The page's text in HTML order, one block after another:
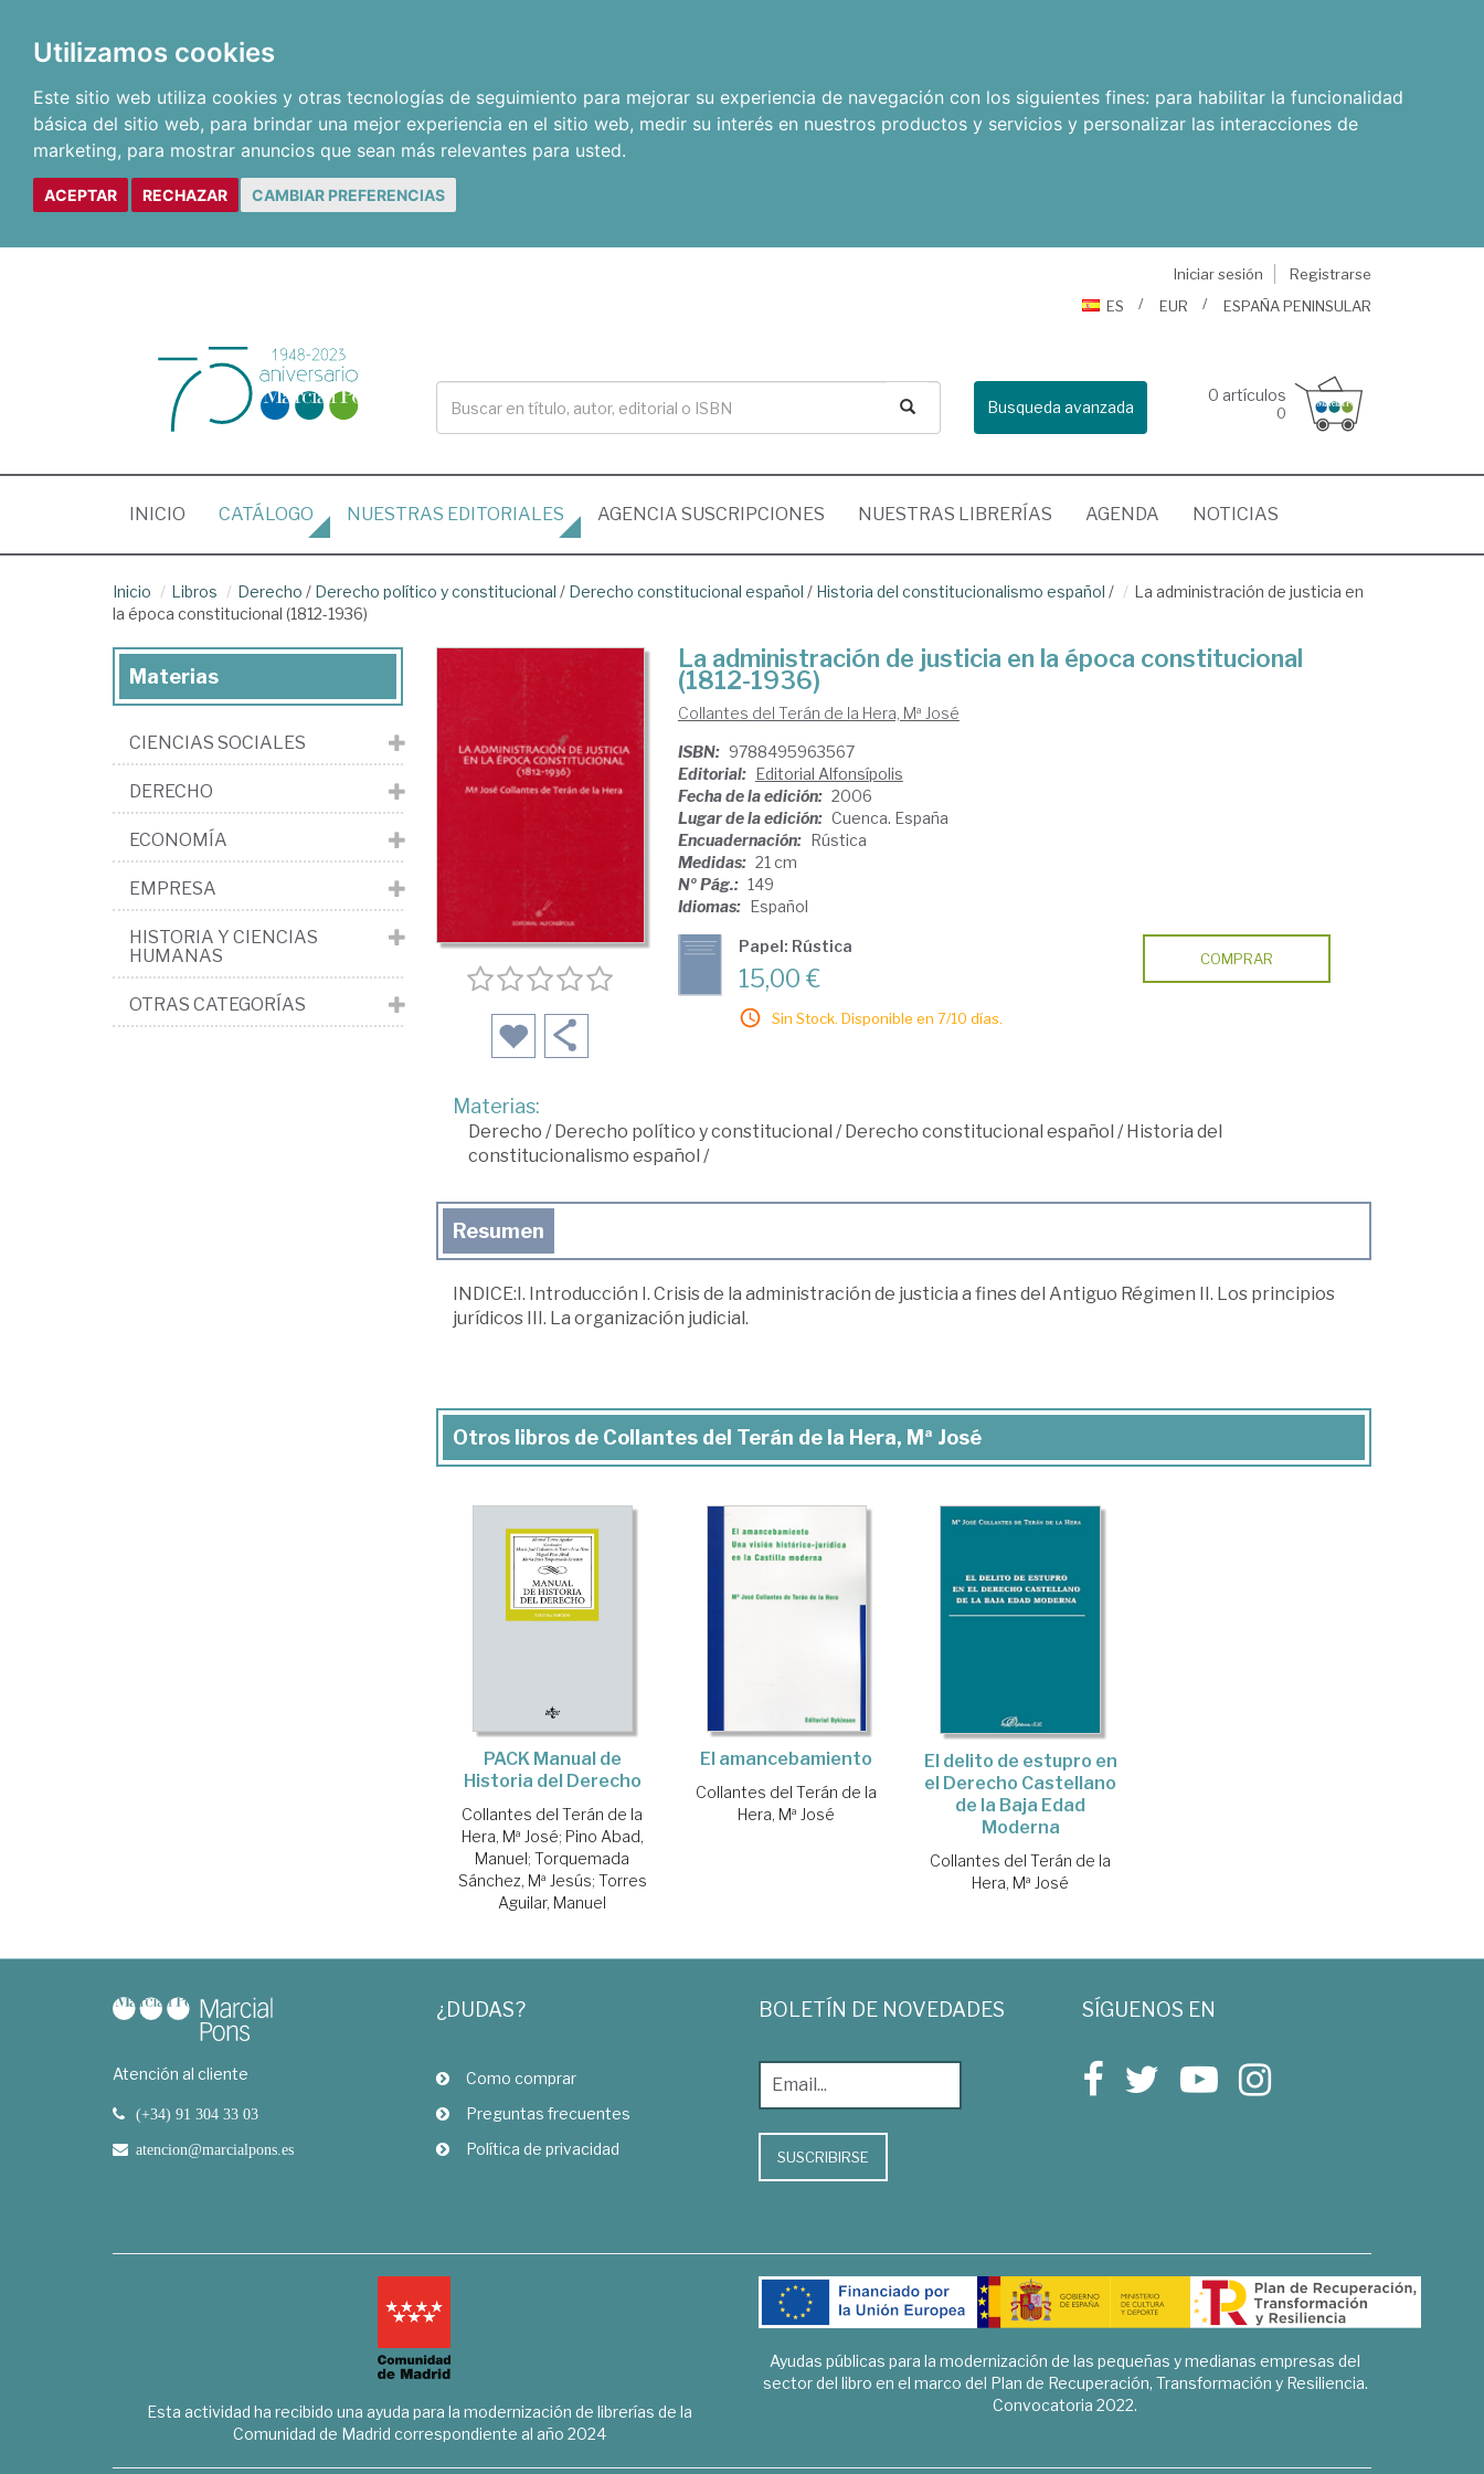
Utilizamos cookies
Este sitio web utiliza cookies y otras tecnologías de seguimiento para mejorar su experiencia de navegación con los siguientes fines: para habilitar la funcionalidad
básica del sitio web, para brindar una mejor experiencia en el sitio web, medir su interés en nuestros productos y servicios y personalizar las interacciones de
marketing, para mostrar anuncios que sean más relevantes para usted.
ACEPTAR RECHAZAR CAMBIAR PREFERENCIAS
Iniciar sesión
Registrarse
ES
EUR ESPAÑA PENINSULAR
Busqueda avanzada
0 artículos
0
INICIO (CURRENT)
CATÁLOGO NUESTRAS EDITORIALES AGENCIA SUSCRIPCIONES NUESTRAS LIBRERÍAS AGENDA NOTICIAS
Inicio Libros Derecho / Derecho político y constitucional / Derecho constitucional español / Historia del constitucionalismo español /
La administración de justicia en
la época constitucional (1812-1936)
La administración de justicia en la época constitucional
(1812-1936)
Collantes del Terán de la Hera, Mª José
ISBN: 9788495963567
Editorial: Editorial Alfonsípolis
Fecha de la edición: 2006
Lugar de la edición: Cuenca. España
Encuadernación: Rústica
Medidas: 21 cm
Nº Pág.: 149
Idiomas: Español
Papel: Rústica
15,00 €
Sin Stock. Disponible en 7/10 días.
COMPRAR
Materias:
Derecho /Derecho político y constitucional /Derecho constitucional español /Historia del
constitucionalismo español /
Resumen
INDICE:I. Introducción I. Crisis de la administración de justicia a fines del Antiguo Régimen II. Los principios
jurídicos III. La organización judicial.
Otros libros de Collantes del Terán de la Hera, Mª José
PACK Manual de
Historia del Derecho
Collantes del Terán de la
Hera, Mª José; Pino Abad,
Manuel;Torquemada
Sánchez, Mª Jesús; Torres
Aguilar, Manuel
El amancebamiento
Collantes del Terán de la
Hera, Mª José
El delito de estupro en
el Derecho Castellano
de la Baja Edad
Moderna
Collantes del Terán de la
Hera, Mª José
Materias
CIENCIAS SOCIALES
DERECHO
ECONOMÍA
EMPRESA
HISTORIA Y CIENCIAS
HUMANAS
OTRAS CATEGORÍAS
Atención al cliente
(+34) 91 304 33 03
atencion@marcialpons.es
¿DUDAS?
Como comprar
Preguntas frecuentes
Política de privacidad
BOLETÍN DE NOVEDADES
SUSCRIBIRSE
SÍGUENOS EN
Esta actividad ha recibido una ayuda para la modernización de librerías de la
Comunidad de Madrid correspondiente al año 2024
Ayudas públicas para la modernización de las pequeñas y medianas empresas del
sector del libro en el marco del Plan de Recuperación, Transformación y Resiliencia.
Convocatoria 2022.